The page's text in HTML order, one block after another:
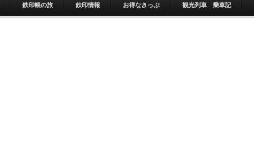
鉄印帳の旅 鉄印情報 お得なきっぷ 観光列車 乗車記